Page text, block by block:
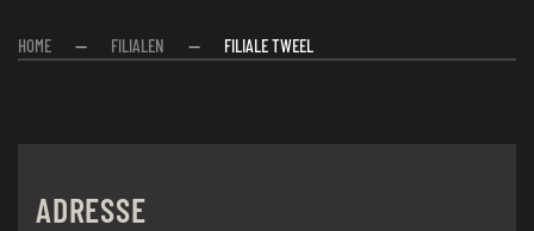
HOME FILIALEN FILIALE TWEEL
ADRESSE